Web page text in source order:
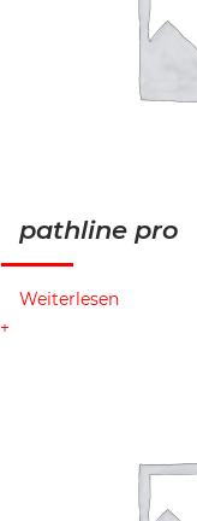
pathline pro
Weiterlesen